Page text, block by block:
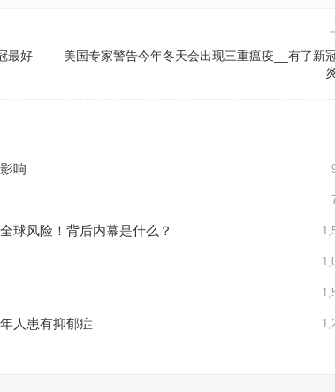
最好
美国专家警告今年冬天会出现三重瘟疫__有了新
响
球风险！背后内幕是什么？
人患有抑郁症